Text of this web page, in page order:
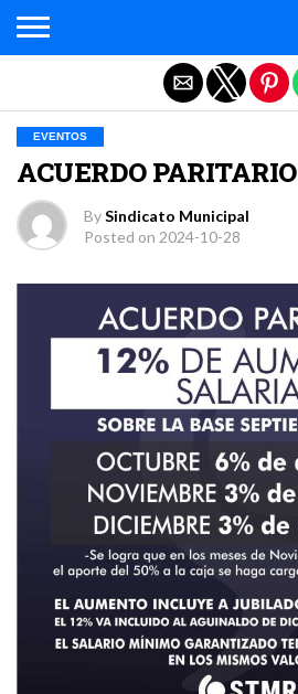
EVENTOS
ACUERDO PARITARIO
BySindicato Municipal
Posted on 2024-10-28